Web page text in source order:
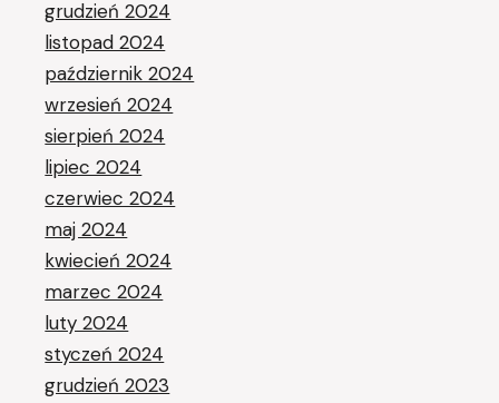
grudzień 2024
listopad 2024
październik 2024
wrzesień 2024
sierpień 2024
lipiec 2024
czerwiec 2024
maj 2024
kwiecień 2024
marzec 2024
luty 2024
styczeń 2024
grudzień 2023